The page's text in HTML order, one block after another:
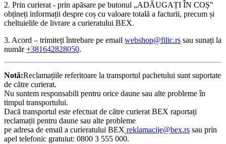
2. Prin curierat - prin apăsare pe butonul „ADĂUGAȚI ÎN COȘ"
obțineți informații despre coș cu valoare totală a facturii, precum și
cheltuielile de livrare a curieratului BEX.
3. Acord – trimiteți întrebare pe email webshop@filic.rs sau sunați la
număr+381642828050.
Notă:Reclamațiile referitoare la transportul pachetului sunt suportate
de către curierat.
Nu suntem responsabili pentru orice daune sau alte probleme în
timpul transportului.
Dacă transportul este efectuat de către curierat BEX raportați
reclamații pentru daune sau alte probleme
pe adresa de email a curieratului BEX reklamacije@bex.rs sau prin
apel telefonic gratuiut: 0800 3 555 000.